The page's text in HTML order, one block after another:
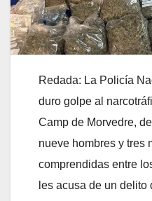
Redada: La Policía
duro golpe al
Camp de Morvedre,
nueve hombres y tres
comprendidas entre
les acusa de un delito